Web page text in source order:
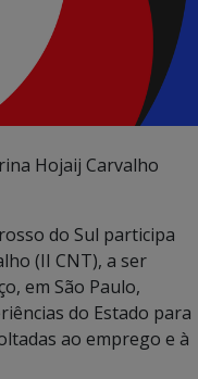
Hojaij Carvalho
do Sul participa
(II CNT), a ser
em São Paulo,
do Estado para
ao emprego e à